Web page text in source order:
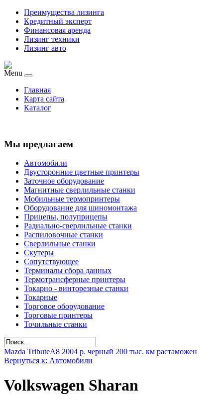
Преимущества лизинга
Кредитный эксперт
Финансовая аренда
Лизинг техники
Лизинг авто
Menu
Главная
Карта сайта
Каталог
Мы предлагаем
Автомобили
Двусторонние цветные принтеры
Заточное оборудование
Магнитные сверлильные станки
Мобильные термопринтеры
Оборудование для шиномонтажа
Прицепы, полуприцепы
Радиально-сверлильные станки
Распиловочные станки
Сверлильные станки
Скутеры
Сопутствующее
Терминалы сбора данных
Термотрансферные принтеры
Токарно - винторезные станки
Токарные
Торговое оборудование
Торговые принтеры
Точильные станки
Mazda TributeA8 2004 р. черный 200 тыс. км растаможен
Вернуться к: Автомобили
Volkswagen Sharan